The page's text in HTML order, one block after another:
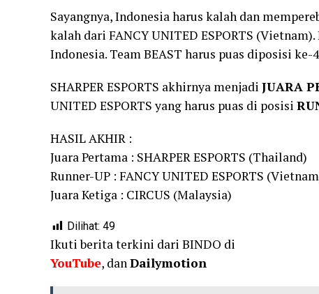
Sayangnya, Indonesia harus kalah dan
kalah dari FANCY UNITED ESPORTS
Indonesia. Team BEAST harus puas diposisi ke-
SHARPER ESPORTS akhirnya menjadi JUARA
UNITED ESPORTS yang harus puas di posisi
HASIL AKHIR :
Juara Pertama : SHARPER ESPORTS (Thailand)
Runner-UP : FANCY UNITED ESPORTS
Juara Ketiga : CIRCUS (Malaysia)
Dilihat: 49
Ikuti berita terkini dari BINDO di
YouTube, danDailymotion